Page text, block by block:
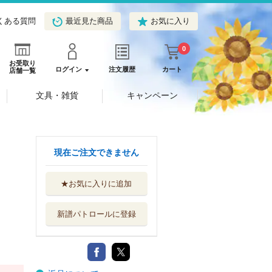
ある質問 最近見た商品 お気に入り
お受取り
店舗一覧
ログイン 注文履歴 カート
0
文具・雑貨 キャンペーン
現在ご注文できません
★お気に入りに追加
新譜パトロールに登録